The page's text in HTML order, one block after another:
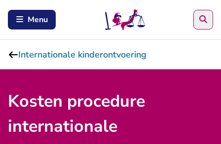
Menu
Internationale kinderontvoering
Kosten procedure
internationale